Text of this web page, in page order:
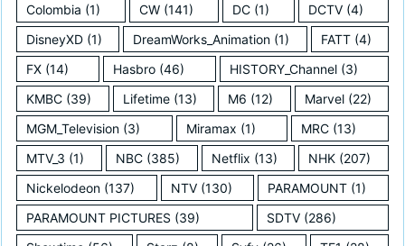
Colombia (1) CW (141) DC (1) DCTV (4)
DisneyXD (1) DreamWorks_Animation (1) FATT(4)
FX (14) Hasbro (46) HISTORY_Channel(3)
KMBC (39) Lifetime(13) M6 (12) Marvel(22)
MGM_Television (3) Miramax (1) MRC (13)
MTV_3 (1) NBC(385) Netflix (13) NHK (207)
Nickelodeon (137) NTV(130) PARAMOUNT (1)
PARAMOUNT PICTURES (39) SDTV(286)